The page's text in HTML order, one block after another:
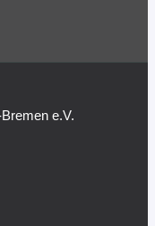
e.V.